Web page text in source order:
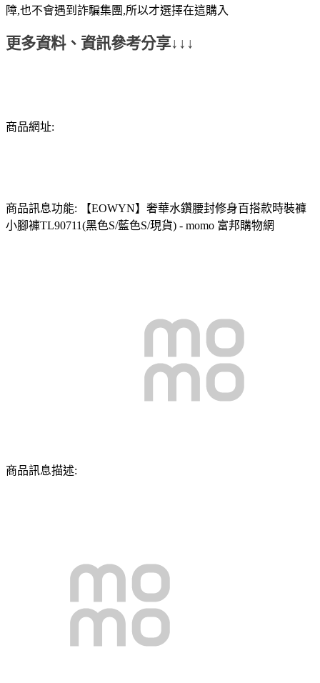
障,也不會遇到詐騙集團,所以才選擇在這購入
更多資料、資訊參考分享↓↓↓
商品網址:
商品訊息功能: 【EOWYN】奢華水鑽腰封修身百搭款時裝褲
小腳褲TL90711(黑色S/藍色S/現貨) - momo 富邦購物網
商品訊息描述: